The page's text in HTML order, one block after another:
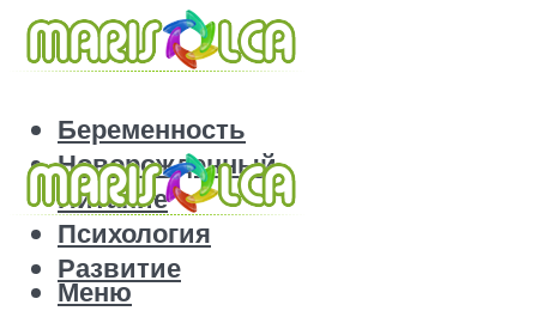
Беременность
Новорожденный
Питание
Психология
Развитие
Меню